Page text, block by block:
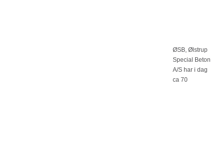
ØSB, Ølstrup
Special Beton
A/S har i dag
ca 70